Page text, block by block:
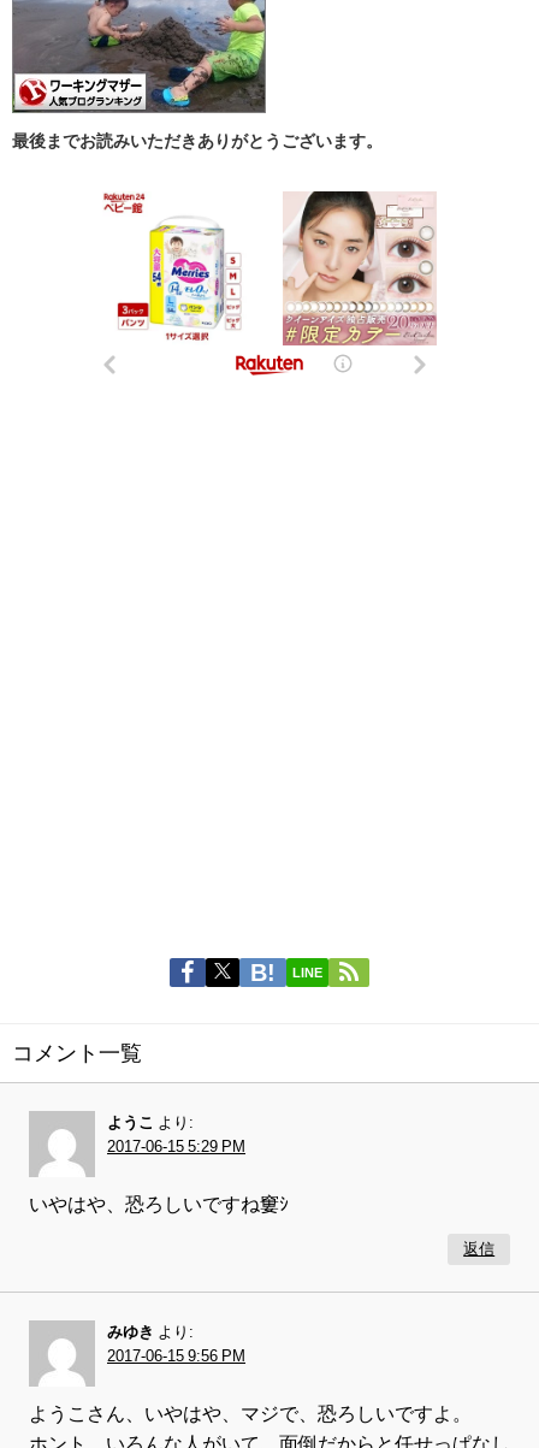
最後までお読みいただきありがとうございます。
LINE
コメント一覧
ようこ
より:
2017-06-15 5:29 PM
いやはや、恐ろしいですね窶ｼ
返信
みゆき より:
2017-06-15 9:56 PM
ようこさん、いやはや、マジで、恐ろしいですよ。
ホント、いろんな人がいて、面倒だからと任せっぱなし